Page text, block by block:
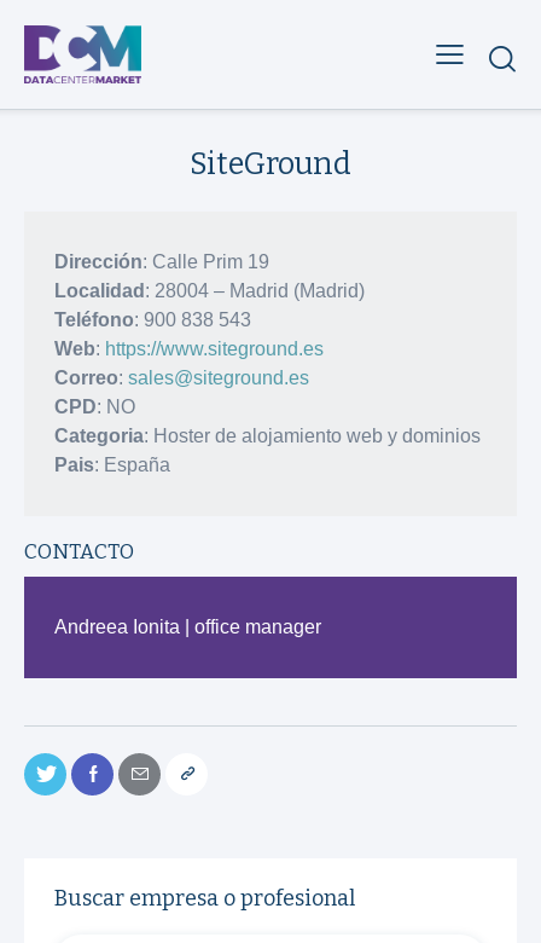
SiteGround
Dirección: Calle Prim 19
Localidad : 28004 – Madrid (Madrid)
Teléfono: 900 838 543
Web: https://www.siteground.es
Correo: sales@siteground.es
CPD: NO
Categoria: Hoster de alojamiento web y dominios
Pais: España
CONTACTO
Andreea Ionita | office manager
Buscar empresa o profesional